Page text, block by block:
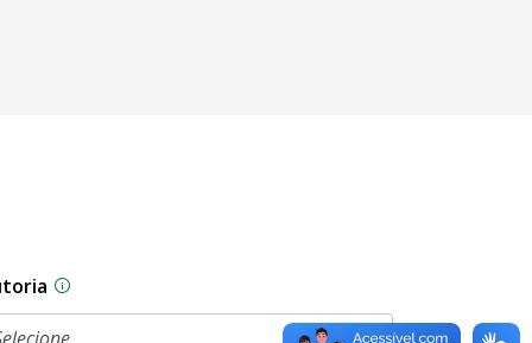
por diferentes estágios durante o processo
As proposições legislativas na CLDF podem ser